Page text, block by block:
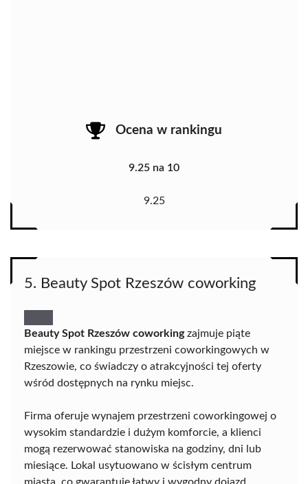
Ocena w rankingu
9.25 na 10
9.25
5. Beauty Spot Rzeszów coworking
Beauty Spot Rzeszów coworkingzajmuje piąte
miejsce w rankingu przestrzeni coworkingowych w
Rzeszowie, co świadczy o atrakcyjności tej oferty
wśród dostępnych na rynku miejsc.
Firma oferuje wynajem przestrzeni coworkingowej o
wysokim standardzie i dużym komforcie, a klienci
mogą rezerwować stanowiska na godziny, dni lub
miesiące. Lokal usytuowano w ścisłym centrum